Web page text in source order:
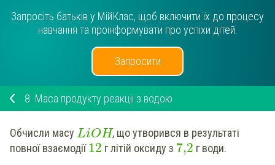
Запросіть батьків у МійКлас, щоб включити їх до процесу
навчання та проінформувати про успіхи дітей.
Запросити
8. Маса продукту реакції з водою
Обчисли масу LiOH, що утворився в результаті
повної взаємодії12 глітій оксиду з 7,2 г води.